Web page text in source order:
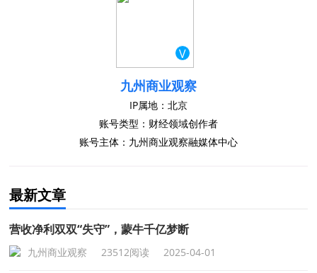
V
九州商业观察
IP属地：北京
账号类型：财经领域创作者
账号主体：九州商业观察融媒体中心
最新文章
营收净利双双“失守”，蒙牛千亿梦断
九州商业观察 23512阅读 2025-04-01